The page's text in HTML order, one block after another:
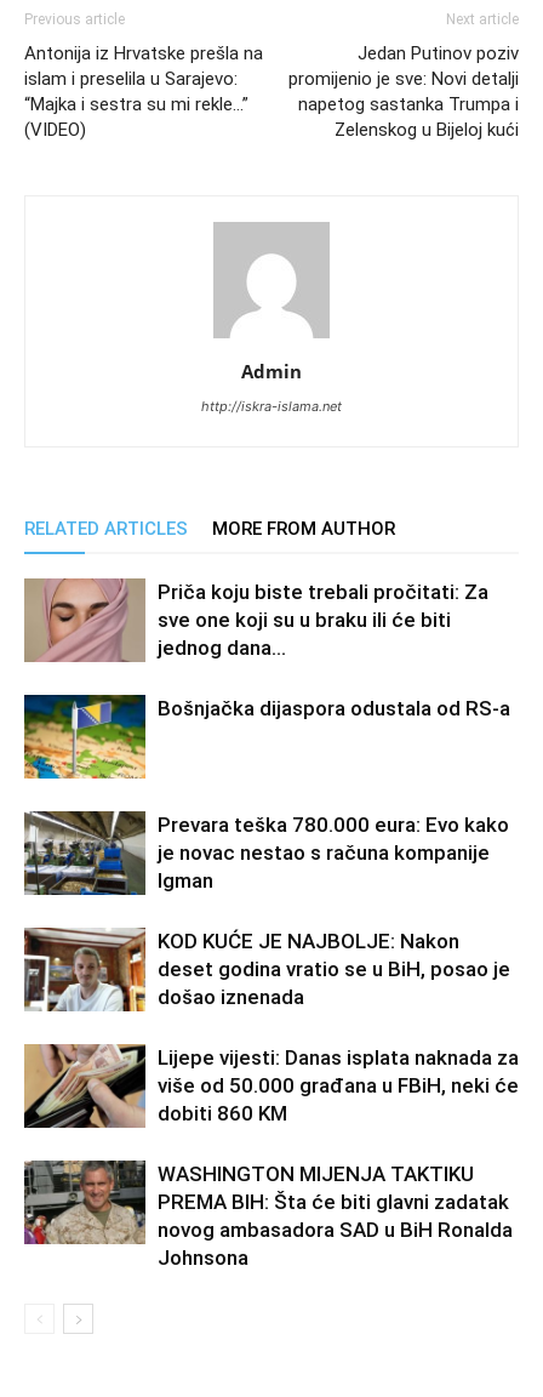
Previous article
Antonija iz Hrvatske prešla na
islam i preselila u Sarajevo:
“Majka i sestra su mi rekle…”
(VIDEO)
Next article
Jedan Putinov poziv
promijenio je sve: Novi detalji
napetog sastanka Trumpa i
Zelenskog u Bijeloj kući
Admin
http://iskra-islama.net
RELATED ARTICLES MORE FROM AUTHOR
Priča koju biste trebali pročitati: Za
sve one koji su u braku ili će biti
jednog dana…
Bošnjačka dijaspora odustala od RS-a
Prevara teška 780.000 eura: Evo kako
je novac nestao s računa kompanije
Igman
KOD KUĆE JE NAJBOLJE: Nakon
deset godina vratio se u BiH, posao je
došao iznenada
Lijepe vijesti: Danas isplata naknada za
više od 50.000 građana u FBiH, neki će
dobiti 860 KM
WASHINGTON MIJENJA TAKTIKU
PREMA BIH: Šta će biti glavni zadatak
novog ambasadora SAD u BiH Ronalda
Johnsona